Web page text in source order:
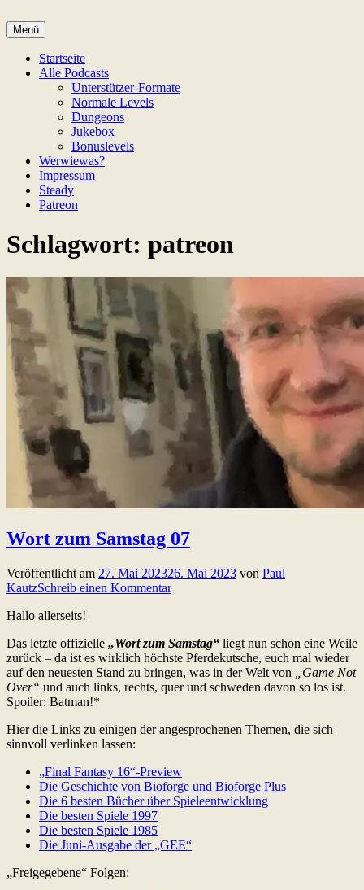
Inhalt
springen
Game Not Over
Menü
Startseite
Alle Podcasts
Unterstützer-Formate
Normale Levels
Dungeons
Jukebox
Bonuslevels
Werwiewas?
Impressum
Steady
Patreon
Schlagwort: patreon
Wort zum Samstag 07
Veröffentlicht am 27. Mai 202326. Mai 2023 von Paul
KautzSchreib einen Kommentar
Hallo allerseits!
Das letzte offizielle „Wort zum Samstag“ liegt nun schon eine Weile
zurück – da ist es wirklich höchste Pferdekutsche, euch mal wieder
auf den neuesten Stand zu bringen, was in der Welt von
„Game Not
Over“ und auch links, rechts, quer und schweden davon so los ist.
Spoiler: Batman!*
Hier die Links zu einigen der angesprochenen Themen, die sich
sinnvoll verlinken lassen:
„Final Fantasy 16“-Preview
Die Geschichte von Bioforge und Bioforge Plus
Die 6 besten Bücher über Spieleentwicklung
Die besten Spiele 1997
Die besten Spiele 1985
Die Juni-Ausgabe der „GEE“
„Freigegebene“ Folgen: